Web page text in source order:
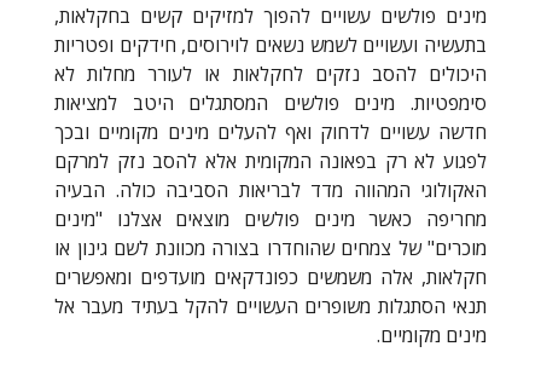
מינים פולשים עשויים להפוך למזיקים קשים בחקלאות,
בתעשיה ועשויים לשמש נשאים לוירוסים, חידקים ופטריות
היכולים להסב נזקים לחקלאות או לעורר מחלות לא
סימפטיות. מינים פולשים המסתגלים היטב למציאות
חדשה עשויים לדחוק ואף להעלים מינים מקומיים ובכך
לפגוע לא רק בפאונה המקומית אלא להסב נזק למרקם
האקולוגי המהווה מדד לבריאות הסביבה כולה. הבעיה
מחריפה כאשר מינים פולשים מוצאים אצלנו "מינים
מוכרים" של צמחים שהוחדרו בצורה מכוונת לשם גינון או
חקלאות, אלה משמשים כפונדקאים מועדפים ומאפשרים
תנאי הסתגלות משופרים העשויים להקל בעתיד מעבר אל
מינים מקומיים.